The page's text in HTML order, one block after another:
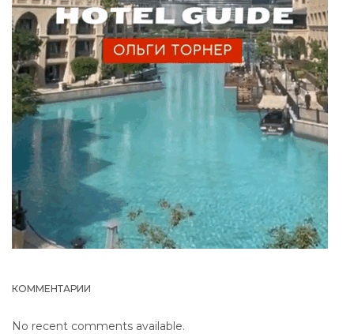
КОММЕНТАРИИ
No recent comments available.